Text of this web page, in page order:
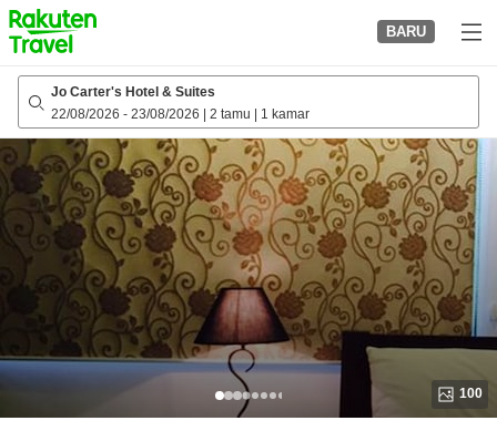
to
top
page
BARU
Jo Carter's Hotel & Suites
22/08/2026 - 23/08/2026 2 tamu 1 kamar
100